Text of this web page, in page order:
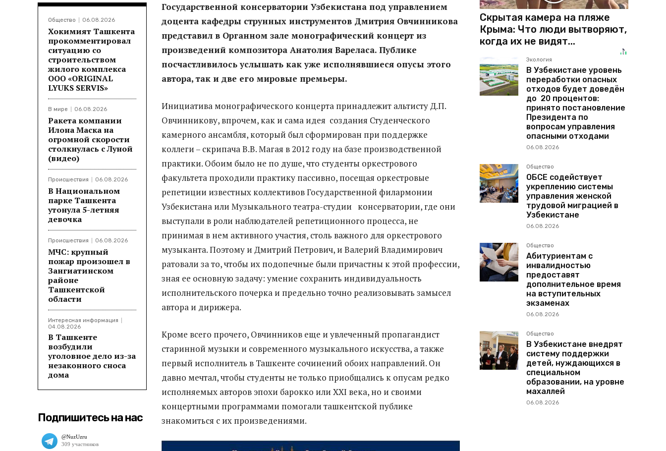
Общество 06.08.2026
Хокимият Ташкента
прокомментировал
ситуацию со
строительством
жилого комплекса
ООО «ORIGINAL
LYUKS SERVIS»
В мире 06.08.2026
Ракета компании
Илона Маска на
огромной скорости
столкнулась с Луной
(видео)
Происшествия 06.08.2026
В Национальном
парке Ташкента
утонула 5-летняя
девочка
Происшествия 06.08.2026
МЧС: крупный
пожар произошел в
Зангиатинском
районе
Ташкентской
области
Интересная информация
04.08.2026
В Ташкенте
возбудили
уголовное дело из-за
незаконного сноса
дома
Подпишитесь на нас
Государственной консерватории Узбекистана под управлением
доцента кафедры струнных инструментов Дмитрия Овчинникова
представил в Органном зале монографический концерт из
произведений композитора Анатолия Вареласа. Публике
посчастливилось услышать как уже исполнявшиеся опусы этого
автора, так и две его мировые премьеры.
Инициатива монографического концерта принадлежит альтисту Д.П.
Овчинникову, впрочем, как и сама идея создания Студенческого
камерного ансамбля, который был сформирован при поддержке
коллеги – скрипача В.В. Магая в 2012 году на базе производственной
практики. Обоим было не по душе, что студенты оркестрового
факультета проходили практику пассивно, посещая оркестровые
репетиции известных коллективов Государственной филармонии
Узбекистана или Музыкального театра-студии консерватории, где они
выступали в роли наблюдателей репетиционного процесса, не
принимая в нем активного участия, столь важного для оркестрового
музыканта. Поэтому и Дмитрий Петрович, и Валерий Владимирович
ратовали за то, чтобы их подопечные были причастны к этой профессии,
зная ее основную задачу: умение сохранить индивидуальность
исполнительского почерка и предельно точно реализовывать замысел
автора и дирижера.
Кроме всего прочего, Овчинников еще и увлеченный пропагандист
старинной музыки и современного музыкального искусства, а также
первый исполнитель в Ташкенте сочинений обоих направлений. Он
давно мечтал, чтобы студенты не только приобщались к опусам редко
исполняемых авторов эпохи барокко или ХХI века, но и своими
концертными программами помогали ташкентской публике
знакомиться с их произведениями.
Скрытая камера на пляже
Крыма: Что люди вытворяют,
когда их не видят...
Экология
В Узбекистане уровень
переработки опасных
отходов будет доведён
до 20 процентов:
принято постановление
Президента по
вопросам управления
опасными отходами
06.08.2026
Общество
ОБСЕ содействует
укреплению системы
управления женской
трудовой миграцией в
Узбекистане
06.08.2026
Общество
Абитуриентам с
инвалидностью
предоставят
дополнительное время
на вступительных
экзаменах
06.08.2026
Общество
В Узбекистане внедрят
систему поддержки
детей, нуждающихся в
специальном
образовании, на уровне
махаллей
06.08.2026